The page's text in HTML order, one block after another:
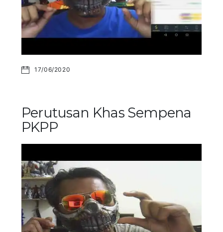
17/06/2020
Perutusan Khas Sempena
PKPP